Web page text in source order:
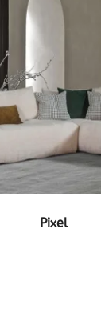
ΔΕΙΤΕ ΤΟ ΠΡΟΪΟΝ
Pixel